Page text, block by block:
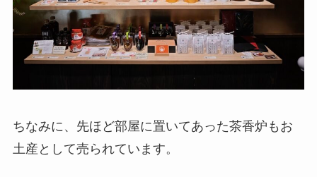
ちなみに、先ほど部屋に置いてあった茶香炉もお
土産として売られています。